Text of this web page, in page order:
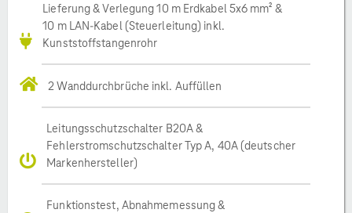
Lieferung & Verlegung 10 m Erdkabel 5x6 mm² &
10 m LAN-Kabel (Steuerleitung) inkl.
Kunststoffstangenrohr
2 Wanddurchbrüche inkl. Auffüllen
Leitungsschutzschalter B20A &
Fehlerstromschutzschalter Typ A, 40A (deutscher
Markenhersteller)
Funktionstest, Abnahmemessung &